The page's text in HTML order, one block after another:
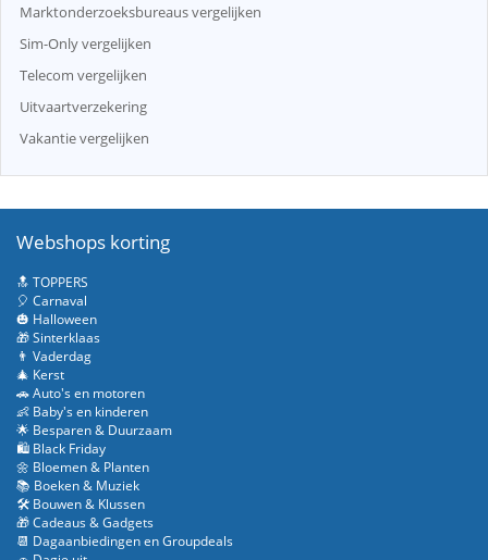
Marktonderzoeksbureaus vergelijken
Sim-Only vergelijken
Telecom vergelijken
Uitvaartverzekering
Vakantie vergelijken
Webshops korting
🔝 TOPPERS
🎈 Carnaval
🎃 Halloween
🎁 Sinterklaas
👨 Vaderdag
🎄 Kerst
🚗 Auto's en motoren
👶 Baby's en kinderen
🌟 Besparen & Duurzaam
🛍️ Black Friday
🌼 Bloemen & Planten
📚 Boeken & Muziek
🛠️ Bouwen & Klussen
🎁 Cadeaus & Gadgets
📆 Dagaanbiedingen en Groupdeals